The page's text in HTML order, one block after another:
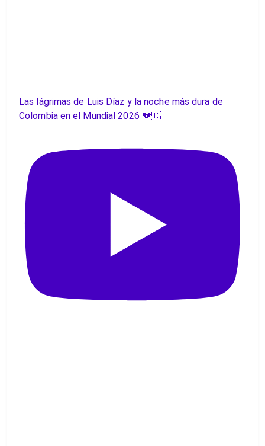
Las lágrimas de Luis Díaz y la noche más dura de
Colombia en el Mundial 2026 💔🇨🇴